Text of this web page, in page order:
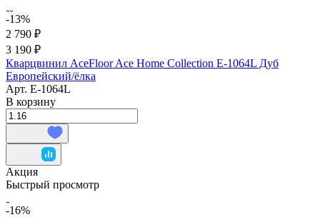
-13%
2 790 ₽
3 190 ₽
Кварцвинил AceFloor Ace Home Collection E-1064L Дуб
Европейский/ёлка
Арт. E-1064L
В корзину
Акция
Быстрый просмотр
-16%